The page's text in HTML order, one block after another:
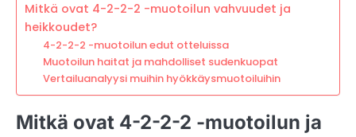
Mitkä ovat 4-2-2-2 -muotoilun vahvuudet ja
heikkoudet?
4-2-2-2 -muotoilun edut otteluissa
Muotoilun haitat ja mahdolliset sudenkuopat
Vertailuanalyysi muihin hyökkäysmuotoiluihin
Mitkä ovat 4-2-2-2 -muotoilun ja